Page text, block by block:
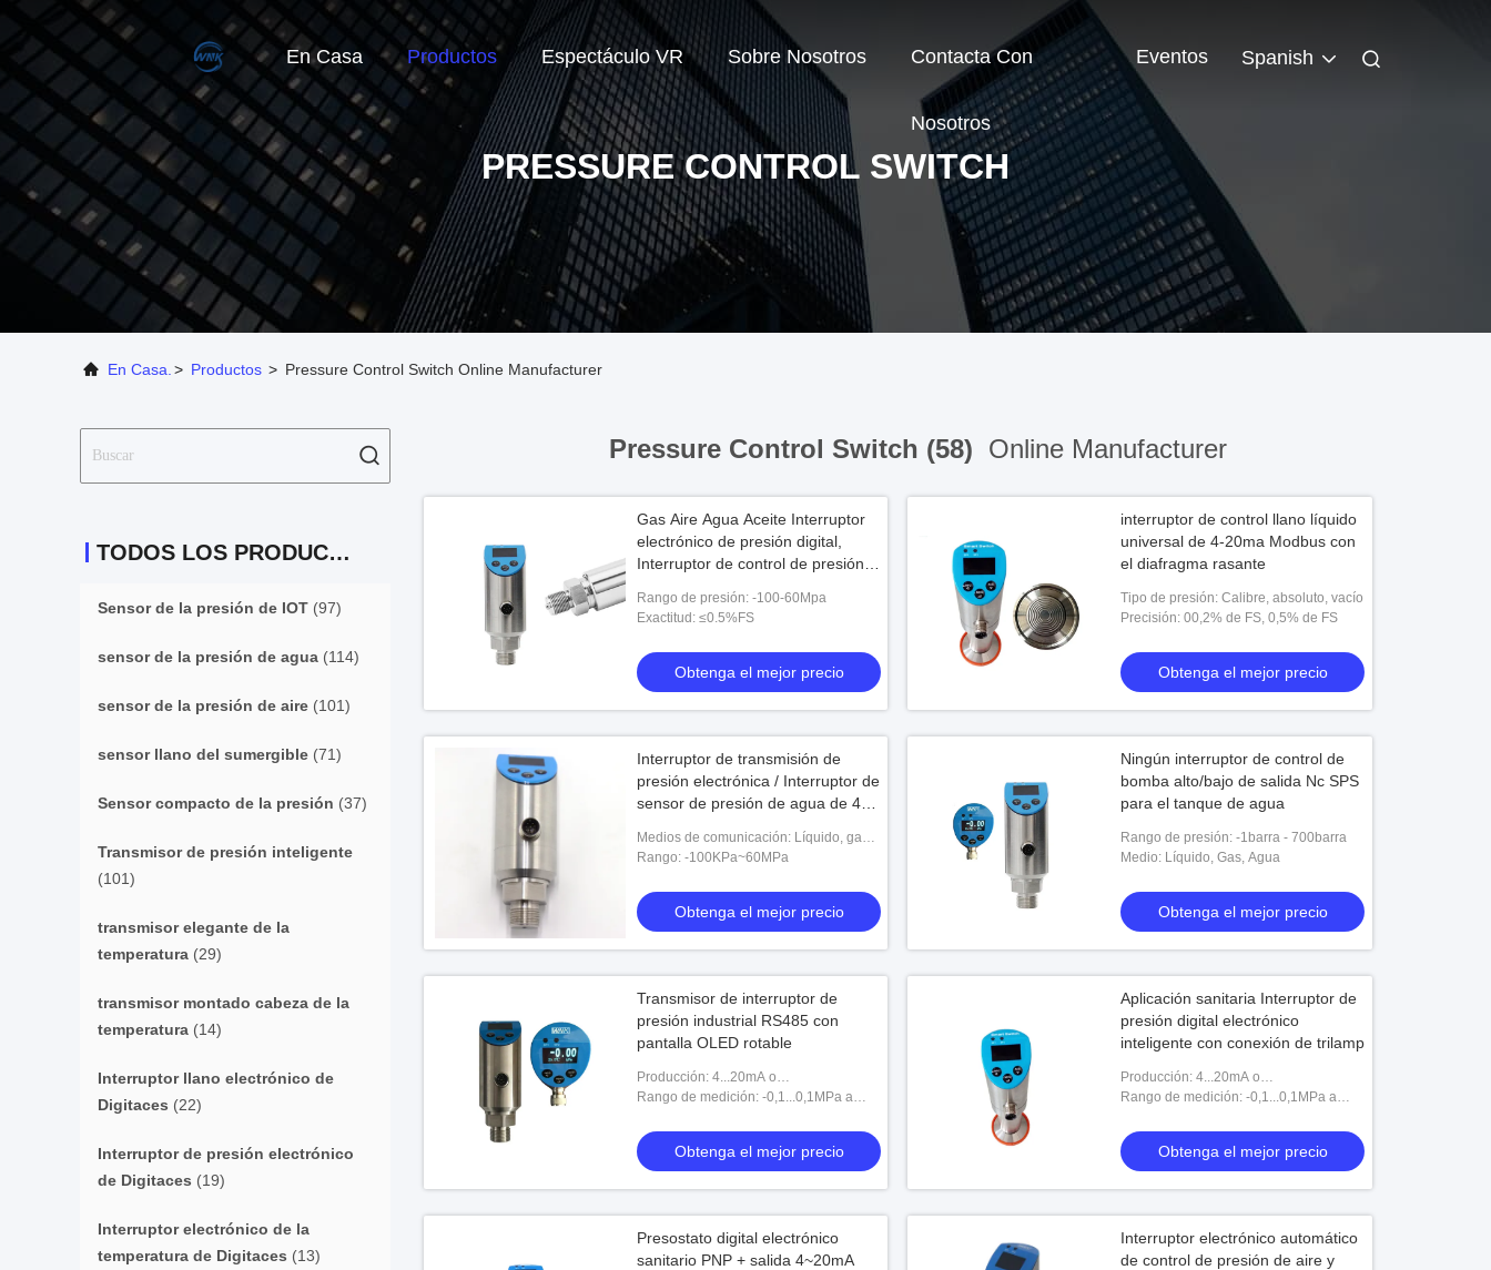
En Casa Productos Espectáculo VR Sobre Nosotros Contacta Con
Nosotros
Eventos Spanish
PRESSURE CONTROL SWITCH
En Casa. > Productos > Pressure Control Switch Online Manufacturer
TODOS LOS PRODUCTOS
Sensor de la presión de IOT (97)
sensor de la presión de agua (114)
sensor de la presión de aire (101)
sensor llano del sumergible (71)
Sensor compacto de la presión (37)
Transmisor de presión inteligente
(101)
transmisor elegante de la
temperatura (29)
transmisor montado cabeza de la
temperatura (14)
Interruptor llano electrónico de
Digitaces (22)
Interruptor de presión electrónico
de Digitaces (19)
Interruptor electrónico de la
temperatura de Digitaces (13)
Pressure Control Switch (58) Online Manufacturer
Gas Aire Agua Aceite Interruptor
electrónico de presión digital,
Interruptor de control de presión
Rango de presión: -100-60Mpa
Exactitud: ≤0.5%FS
Obtenga el mejor precio
interruptor de control llano líquido
universal de 4-20ma Modbus con
el diafragma rasante
Tipo de presión: Calibre, absoluto, vacío
Precisión: 00,2% de FS, 0,5% de FS
Obtenga el mejor precio
Interruptor de transmisión de
presión electrónica / Interruptor de
sensor de presión de agua de 4-
Medios de comunicación: Líquido, gas y
vapor
Rango: -100KPa~60MPa
Obtenga el mejor precio
Ningún interruptor de control de
bomba alto/bajo de salida Nc SPS
para el tanque de agua
Rango de presión: -1barra - 700barra
Medio: Líquido, Gas, Agua
Obtenga el mejor precio
Transmisor de interruptor de
presión industrial RS485 con
pantalla OLED rotable
Producción: 4...20mA o
0...5V+PNP+MODBUS
Rango de medición: -0,1...0,1MPa a
Obtenga el mejor precio
Aplicación sanitaria Interruptor de
presión digital electrónico
inteligente con conexión de trilamp
Producción: 4...20mA o
0...5V+PNP+MODBUS
Rango de medición: -0,1...0,1MPa a
Obtenga el mejor precio
Presostato digital electrónico
sanitario PNP + salida 4~20mA
Interruptor electrónico automático
de control de presión de aire y